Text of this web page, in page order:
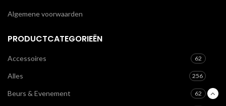
Algemene voorwaarden
PRODUCTCATEGORIEËN
Accessoires 62
Alles 256
Beurs & Evenement 62